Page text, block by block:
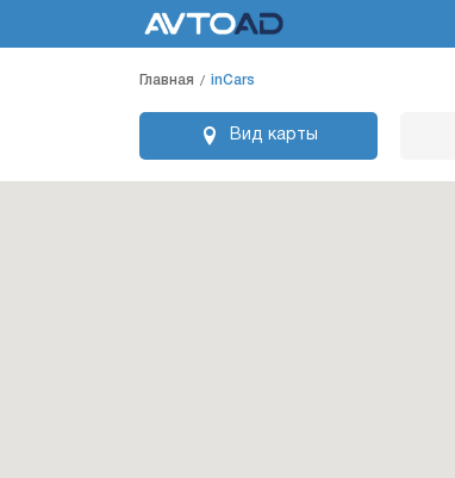
Главная inCars
Вид карты